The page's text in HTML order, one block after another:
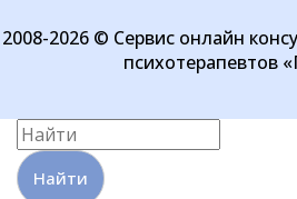
2008-2026 © Сервис онлайн
психотерапевтов
Найти